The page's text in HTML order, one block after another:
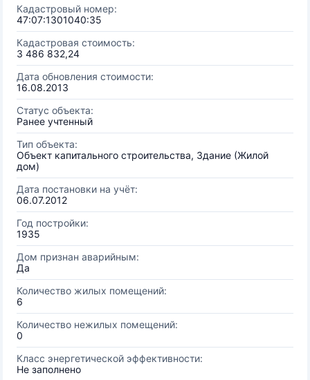
Кадастровый номер:
47:07:1301040:35
Кадастровая стоимость:
3 486 832,24
Дата обновления стоимости:
16.08.2013
Статус объекта:
Ранее учтенный
Тип объекта:
Объект капитального строительства, Здание (Жилой
дом)
Дата постановки на учёт:
06.07.2012
Год постройки:
1935
Дом признан аварийным:
Да
Количество жилых помещений:
6
Количество нежилых помещений:
0
Класс энергетической эффективности:
Не заполнено